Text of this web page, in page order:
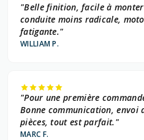
"Belle finition, facile à
conduite moins radicale,
fatigante."
WILLIAM P.
"Pour une première
Bonne communication, envoi
pièces, tout est parfait."
MARC F.